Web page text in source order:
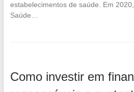
estabelecimentos de saúde. Em
Saúde…
Como investir em